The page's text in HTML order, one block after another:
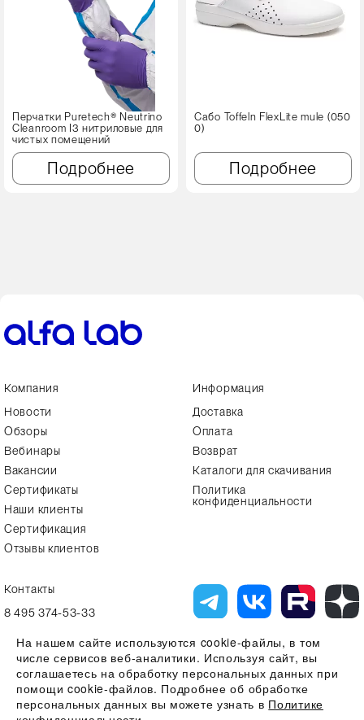
Перчатки Puretech® Neutrino
Cleanroom I3 нитриловые для
чистых помещений
Подробнее
Сабо Toffeln FlexLite mule (050
0)
Подробнее
Компания
Новости
Обзоры
Вебинары
Вакансии
Сертификаты
Наши клиенты
Сертификация
Отзывы клиентов
Информация
Доставка
Оплата
Возврат
Каталоги для скачивания
Политика
конфиденциальности
Контакты
8 495 374-53-33
Вся представленная на сайте информация, касающаяся технических
характеристик, наличия на складе, стоимости товаров, носит
информационный характер и ни при каких условиях не является
На нашем сайте используются cookie-файлы, в том
числе сервисов веб-аналитики. Используя сайт, вы
соглашаетесь на обработку персональных данных при
помощи cookie-файлов. Подробнее об обработке
персональных данных вы можете узнать в Политике